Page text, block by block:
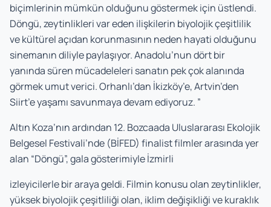
biçimlerinin mümkün olduğunu göstermek için üstlendi.
Döngü, zeytinlikleri var eden ilişkilerin biyolojik çeşitlilik
ve kültürel açıdan korunmasının neden hayati olduğunu
sinemanın diliyle paylaşıyor. Anadolu’nun dört bir
yanında süren mücadeleleri sanatın pek çok alanında
görmek umut verici. Orhanlı’dan İkizköy’e, Artvin’den
Siirt’e yaşamı savunmaya devam ediyoruz. ”
Altın Koza’nın ardından 12. Bozcaada Uluslararası Ekolojik
Belgesel Festivali’nde (BİFED) finalist filmler arasında yer
alan “Döngü”, gala gösterimiyle İzmirli
izleyicilerle bir araya geldi. Filmin konusu olan zeytinlikler,
yüksek biyolojik çeşitliliği olan, iklim değişikliği ve kuraklık